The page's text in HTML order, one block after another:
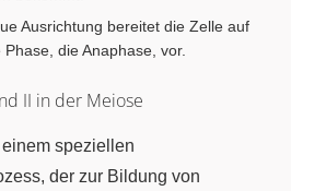
Ausrichtung bereitet die Zelle auf
die Anaphase, vor.
II in der Meiose
einem speziellen
der zur Bildung von